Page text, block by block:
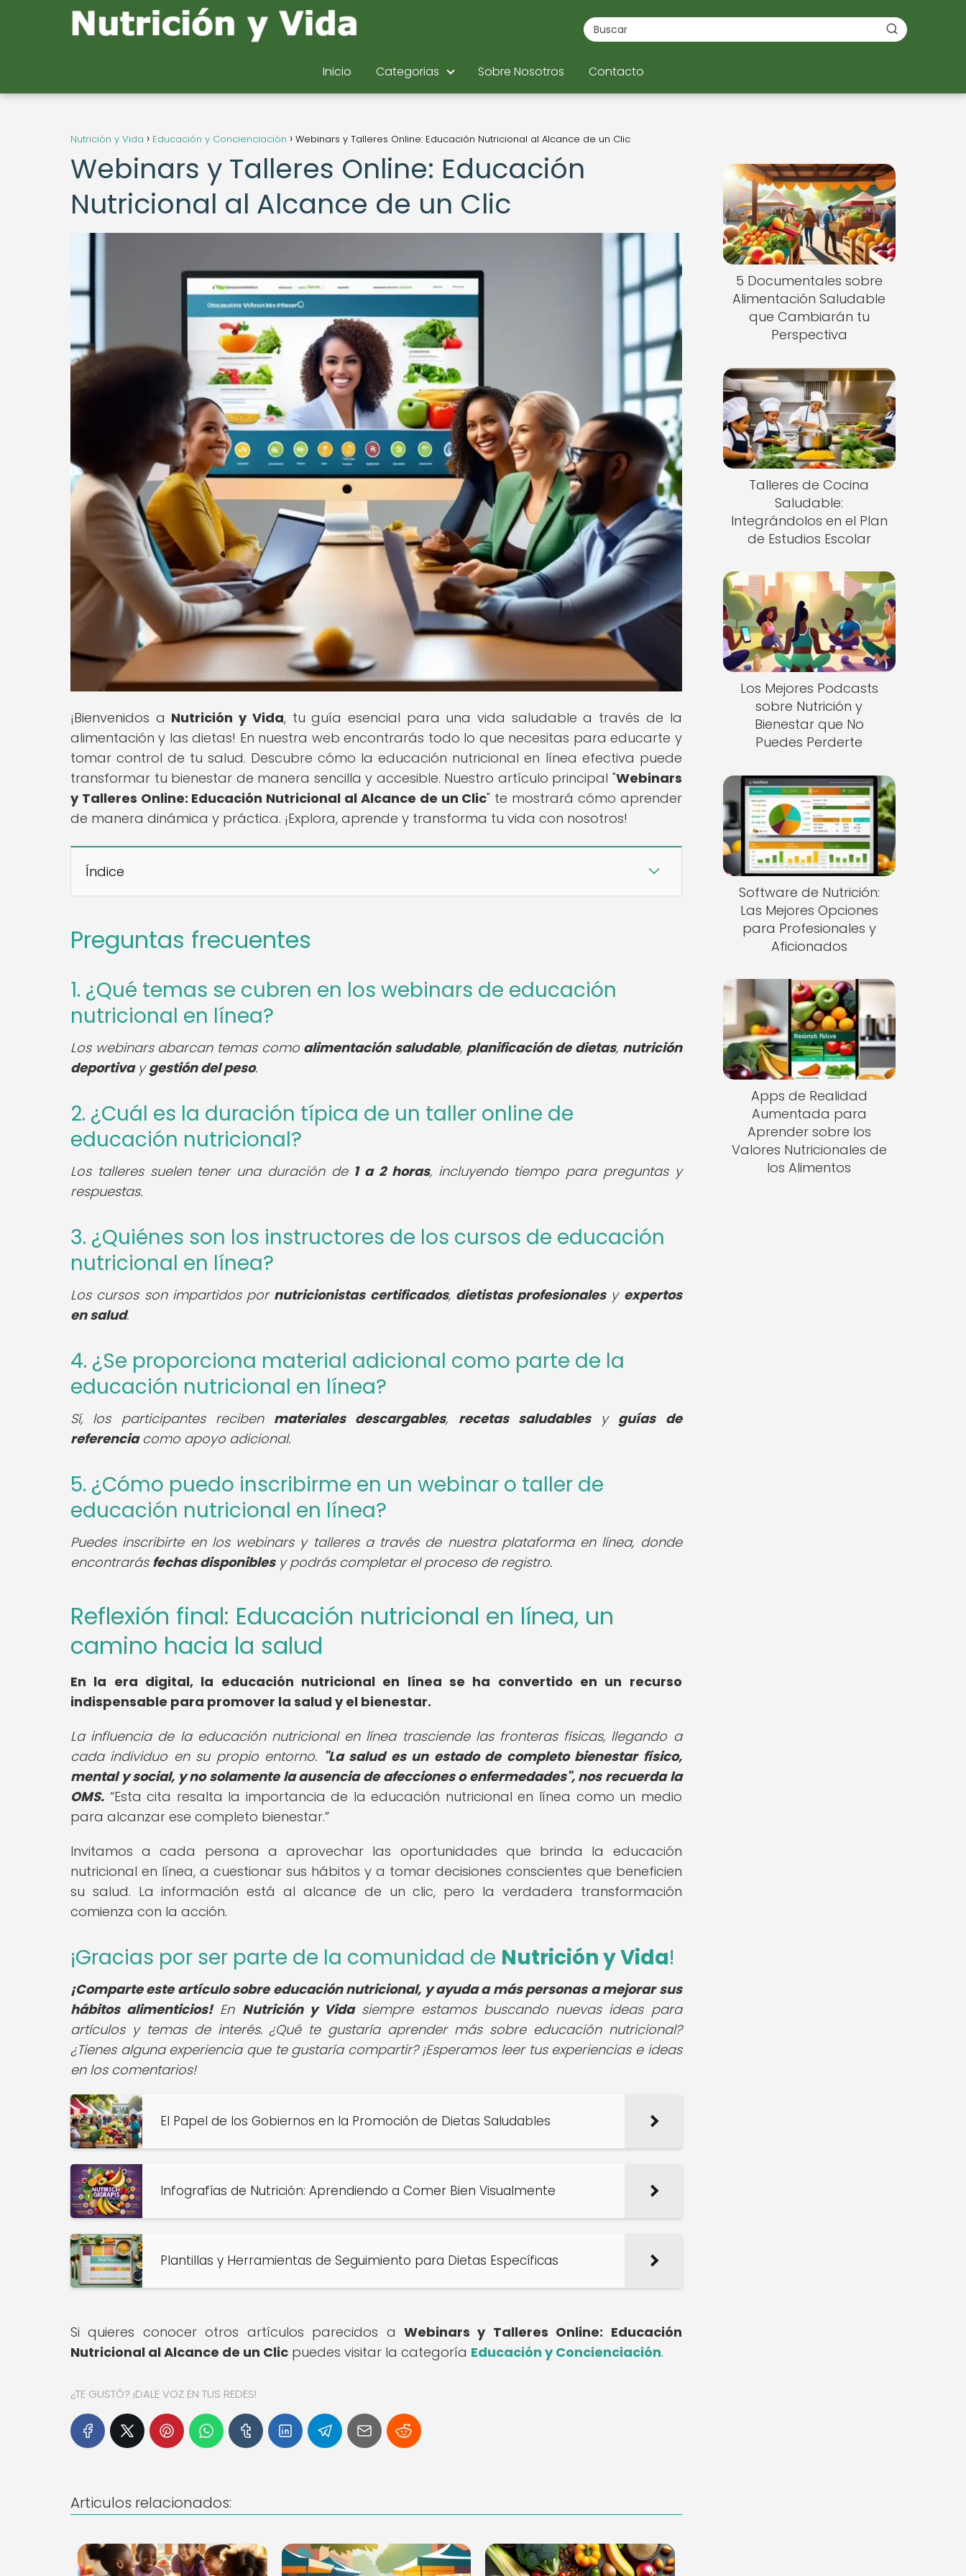
Inicio Categorias Sobre Nosotros Contacto
Nutrición y Vida Educación y Concienciación Webinars y Talleres Online: Educación Nutricional al Alcance de un Clic
Webinars y Talleres Online: Educación
Nutricional al Alcance de un Clic
¡Bienvenidos a Nutrición y Vida, tu guía esencial para una vida saludable a través de la
alimentación y las dietas! En nuestra web encontrarás todo lo que necesitas para educarte y
tomar control de tu salud. Descubre cómo la educación nutricional en línea efectiva puede
transformar tu bienestar de manera sencilla y accesible. Nuestro artículo principal "Webinars
y Talleres Online: Educación Nutricional al Alcance de un Clic" te mostrará cómo aprender
de manera dinámica y práctica. ¡Explora, aprende y transforma tu vida con nosotros!
Índice
Preguntas frecuentes
1. ¿Qué temas se cubren en los webinars de educación
nutricional en línea?
Los webinars abarcan temas como alimentación saludable, planificación de dietas, nutrición
deportivaygestión del peso.
2. ¿Cuál es la duración típica de un taller online de
educación nutricional?
Los talleres suelen tener una duración de 1 a 2 horas, incluyendo tiempo para preguntas y
respuestas.
3. ¿Quiénes son los instructores de los cursos de educación
nutricional en línea?
Los cursos son impartidos por nutricionistas certificados, dietistas profesionalesy expertos
en salud.
4. ¿Se proporciona material adicional como parte de la
educación nutricional en línea?
Sí, los participantes reciben materiales descargables, recetas saludablesy guías de
referenciacomo apoyo adicional.
5. ¿Cómo puedo inscribirme en un webinar o taller de
educación nutricional en línea?
Puedes inscribirte en los webinars y talleres a través de nuestra plataforma en línea, donde
encontrarás fechas disponiblesy podrás completar el proceso de registro.
Reflexión final: Educación nutricional en línea, un
camino hacia la salud
En la era digital, la educación nutricional en línea se ha convertido en un recurso
indispensable para promover la salud y el bienestar.
La influencia de la educación nutricional en línea trasciende las fronteras físicas, llegando a
cada individuo en su propio entorno. "La salud es un estado de completo bienestar físico,
mental y social, y no solamente la ausencia de afecciones o enfermedades", nos recuerda la
OMS. Esta cita resalta la importancia de la educación nutricional en línea como un medio
para alcanzar ese completo bienestar.
Invitamos a cada persona a aprovechar las oportunidades que brinda la educación
nutricional en línea, a cuestionar sus hábitos y a tomar decisiones conscientes que beneficien
su salud. La información está al alcance de un clic, pero la verdadera transformación
comienza con la acción.
¡Gracias por ser parte de la comunidad de Nutrición y Vida!
¡Comparte este artículo sobre educación nutricional, y ayuda a más personas a mejorar sus
hábitos alimenticios!En Nutrición y Vidasiempre estamos buscando nuevas ideas para
artículos y temas de interés. ¿Qué te gustaría aprender más sobre educación nutricional?
¿Tienes alguna experiencia que te gustaría compartir? ¡Esperamos leer tus experiencias e ideas
en los comentarios!
El Papel de los Gobiernos en la Promoción de Dietas Saludables
Infografías de Nutrición: Aprendiendo a Comer Bien Visualmente
Plantillas y Herramientas de Seguimiento para Dietas Específicas
Si quieres conocer otros artículos parecidos a Webinars y Talleres Online: Educación
Nutricional al Alcance de un Clic puedes visitar la categoría Educación y Concienciación.
¿TE GUSTÓ? ¡DALE VOZ EN TUS REDES!
Articulos relacionados:
5 Documentales sobre
Alimentación Saludable
que Cambiarán tu
Perspectiva
Talleres de Cocina
Saludable:
Integrándolos en el Plan
de Estudios Escolar
Los Mejores Podcasts
sobre Nutrición y
Bienestar que No
Puedes Perderte
Software de Nutrición:
Las Mejores Opciones
para Profesionales y
Aficionados
Apps de Realidad
Aumentada para
Aprender sobre los
Valores Nutricionales de
los Alimentos